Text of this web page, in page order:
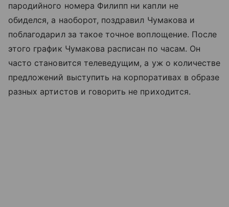
пародийного номера Филипп ни капли не
обиделся, а наоборот, поздравил Чумакова и
поблагодарил за такое точное воплощение. После
этого график Чумакова расписан по часам. Он
часто становится телеведущим, а уж о количестве
предложений выступить на корпоративах в образе
разных артистов и говорить не приходится.